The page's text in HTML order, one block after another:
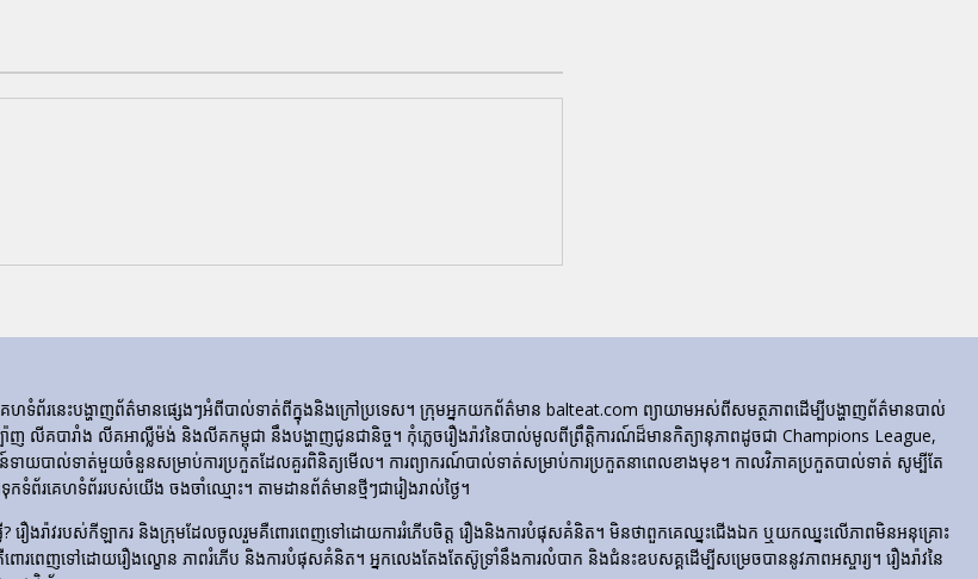
រ​នេះ​បង្ហាញ​ព័ត៌មាន​ផ្សេងៗ​អំពី​បាល់ទាត់​ពី​ក្នុង​និង​ក្រៅ​ប្រទេស។ ក្រុមអ្នកយកព័ត៌មាន balteat.com ព្យាយាមអស់ពីសមត្ថភាពដើម្បីបង្ហាញព័ត៌មានបាល់
គបារាំង លីគអាល្លឺម៉ង់ និងលីគកម្ពុជា នឹងបង្ហាញជូនជានិច្ច។ កុំភ្លេចរឿងរ៉ាវនៃបាល់មូលពីព្រឹត្តិការណ៍ដ៏មានកិត្យានុភាពដូចជា Champions League,
យបាល់ទាត់មួយចំនួនសម្រាប់ការប្រកួតដែលគួរពិនិត្យមើល។ ការព្យាករណ៍បាល់ទាត់សម្រាប់ការប្រកួតនាពេលខាងមុខ។ កាលវិភាគប្រកួតបាល់ទាត់ សូម្បីតែ
ព័រគេហទំព័ររបស់យើង ចងចាំឈ្មោះ។ តាមដានព័ត៌មានថ្មីៗជារៀងរាល់ថ្ងៃ។
រឿងរ៉ាវ​របស់​កីឡាករ និង​ក្រុម​ដែល​ចូលរួម​គឺ​ពោរពេញ​ទៅ​ដោយ​ការ​រំភើប​ចិត្ត រឿង​និង​ការ​បំផុស​គំនិត។ មិនថាពួកគេឈ្នះជើងឯក ឬយកឈ្នះលើភាពមិនអនុគ្រោះ
គឺ​ពោរពេញ​ទៅ​ដោយ​រឿង​ល្ខោន ភាព​រំភើប និង​ការ​បំផុស​គំនិត។ អ្នកលេងតែងតែស៊ូទ្រាំនឹងការលំបាក និងជំនះឧបសគ្គដើម្បីសម្រេចបាននូវភាពអស្ចារ្យ។ រឿងរ៉ាវនៃ